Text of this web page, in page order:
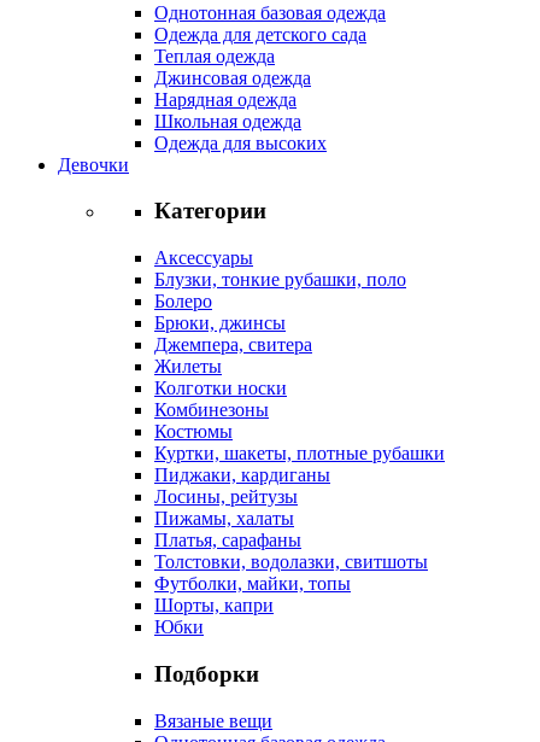
Однотонная базовая одежда
Одежда для детского сада
Теплая одежда
Джинсовая одежда
Нарядная одежда
Школьная одежда
Одежда для высоких
Девочки
Категории
Аксессуары
Блузки, тонкие рубашки, поло
Болеро
Брюки, джинсы
Джемпера, свитера
Жилеты
Колготки носки
Комбинезоны
Костюмы
Куртки, шакеты, плотные рубашки
Пиджаки, кардиганы
Лосины, рейтузы
Пижамы, халаты
Платья, сарафаны
Толстовки, водолазки, свитшоты
Футболки, майки, топы
Шорты, капри
Юбки
Подборки
Вязаные вещи